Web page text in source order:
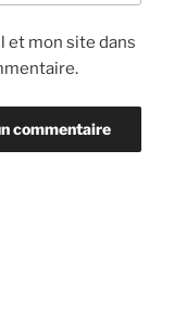
et mon site dans